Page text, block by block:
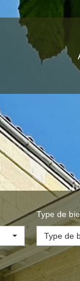
Type de
Type de